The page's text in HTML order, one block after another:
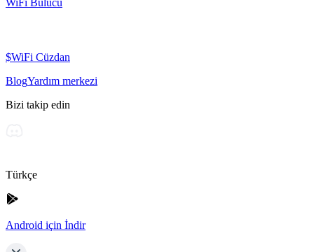
$WiFi Cüzdan
BlogYardım merkezi
Bizi takip edin
Türkçe
Android için İndir